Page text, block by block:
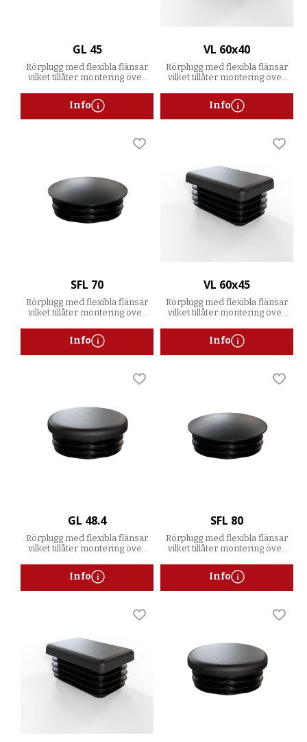
GL 45
Rörplugg med flexibla flänsar
vilket tillåter montering över
Info
VL 60x40
Rörplugg med flexibla flänsar
vilket tillåter montering över
Info
SFL 70
Rörplugg med flexibla flänsar
vilket tillåter montering över
Lägg till i favoriter
Info
VL 60x45
Rörplugg med flexibla flänsar
vilket tillåter montering över
Info
GL 48.4
Rörplugg med flexibla flänsar
vilket tillåter montering över
Lägg till i favoriter
Info
SFL 80
Rörplugg med flexibla flänsar
vilket tillåter montering över
Info
Lägg till i favoriter